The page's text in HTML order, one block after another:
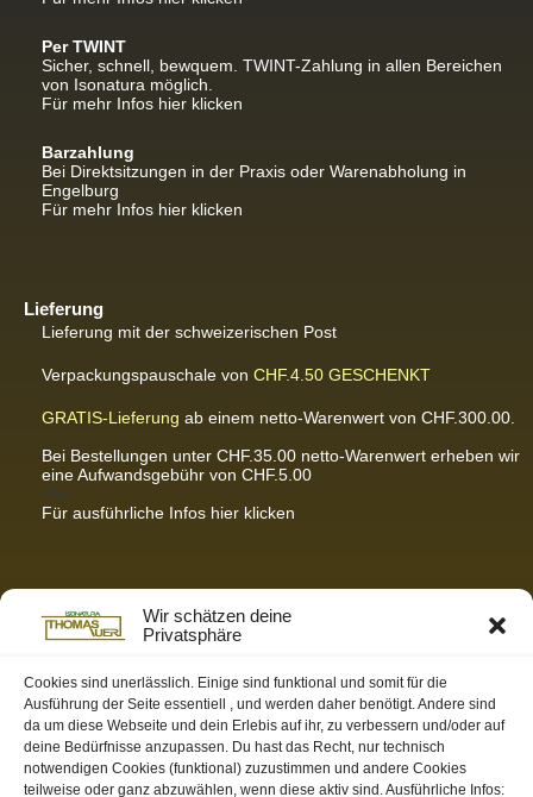
Wir schätzen deine
Privatsphäre
Cookies sind unerlässlich. Einige sind funktional und somit für die
Ausführung der Seite essentiell , und werden daher benötigt. Andere sind
da um diese Webseite und dein Erlebis auf ihr, zu verbessern und/oder auf
deine Bedürfnisse anzupassen. Du hast das Recht, nur technisch
notwendigen Cookies (funktional) zuzustimmen und andere Cookies
teilweise oder ganz abzuwählen, wenn diese aktiv sind. Ausführliche Infos:
Per TWINT
Sicher, schnell, bewquem. TWINT-Zahlung in allen Bereichen
von Isonatura möglich.
Für mehr Infos hier klicken
Barzahlung
Bei Direktsitzungen in der Praxis oder Warenabholung in
Engelburg
Für mehr Infos hier klicken
Lieferung
Lieferung mit der schweizerischen Post
Verpackungspauschale von CHF.4.50 GESCHENKT
GRATIS-Lieferung ab einem netto-Warenwert von CHF.300.00.
Bei Bestellungen unter CHF.35.00 netto-Warenwert erheben wir
eine Aufwandsgebühr von CHF.5.00
<br
Für ausführliche Infos hier klicken
Partnerseiten / Empfehlungen
K-Wellness – Karin Meier
S&S Informatik GmbH
Ihr Partner für zukunftsorientierte Informatik
Swiss-skymodel